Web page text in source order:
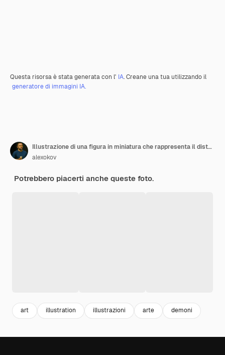
Questa risorsa è stata generata con l' IA. Creane una tua utilizzando il
generatore di immagini IA.
Illustrazione di una figura in miniatura che rappresenta il disturbo da binge eating Generative AI
alexokov
Potrebbero piacerti anche queste foto.
art illustration illustrazioni arte demoni